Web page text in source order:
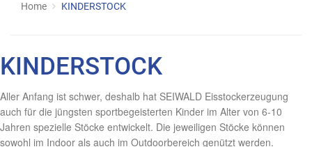
Home KINDERSTOCK
KINDERSTOCK
Aller Anfang ist schwer, deshalb hat SEIWALD Eisstockerzeugung
auch für die jüngsten sportbegeisterten Kinder im Alter von 6-10
Jahren spezielle Stöcke entwickelt. Die jeweiligen Stöcke können
sowohl im Indoor als auch im Outdoorbereich genützt werden.